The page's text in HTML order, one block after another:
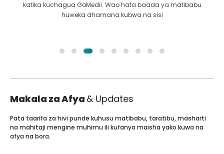
katika kuchagua GoMedii. Wao hata baada ya matibabu
huweka dhamana kubwa na sisi
Makala za Afya & Updates
Pata taarifa za hivi punde kuhusu matibabu, taratibu, masharti
na mahitaji mengine muhimu ili kufanya maisha yako kuwa na
afya na bora.